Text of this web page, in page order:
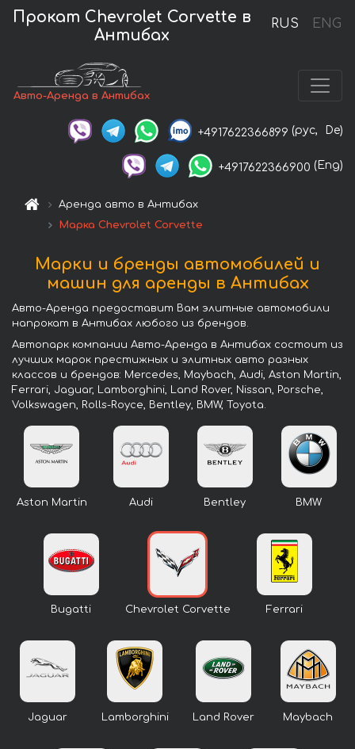
RUS ENG
Прокат Chevrolet Corvette в
Антибах
Авто-Аренда в Антибах
+4917622366899 (рус, De)
+4917622366900 (Eng)
Аренда авто в Антибах
Марка Chevrolet Corvette
Марки и бренды автомобилей и
машин для аренды в Антибах
Авто-Аренда предоставит Вам элитные автомобили
напрокат в Антибах любого из брендов.
Автопарк компании Авто-Аренда в Антибах состоит из
лучших марок престижных и элитных авто разных
классов и брендов: Mercedes, Maybach, Audi, Aston Martin,
Ferrari, Jaguar, Lamborghini, Land Rover, Nissan, Porsche,
Volkswagen, Rolls-Royce, Bentley, BMW, Toyota.
Aston Martin Audi Bentley BMW
Bugatti Chevrolet Corvette Ferrari
Jaguar Lamborghini Land Rover Maybach